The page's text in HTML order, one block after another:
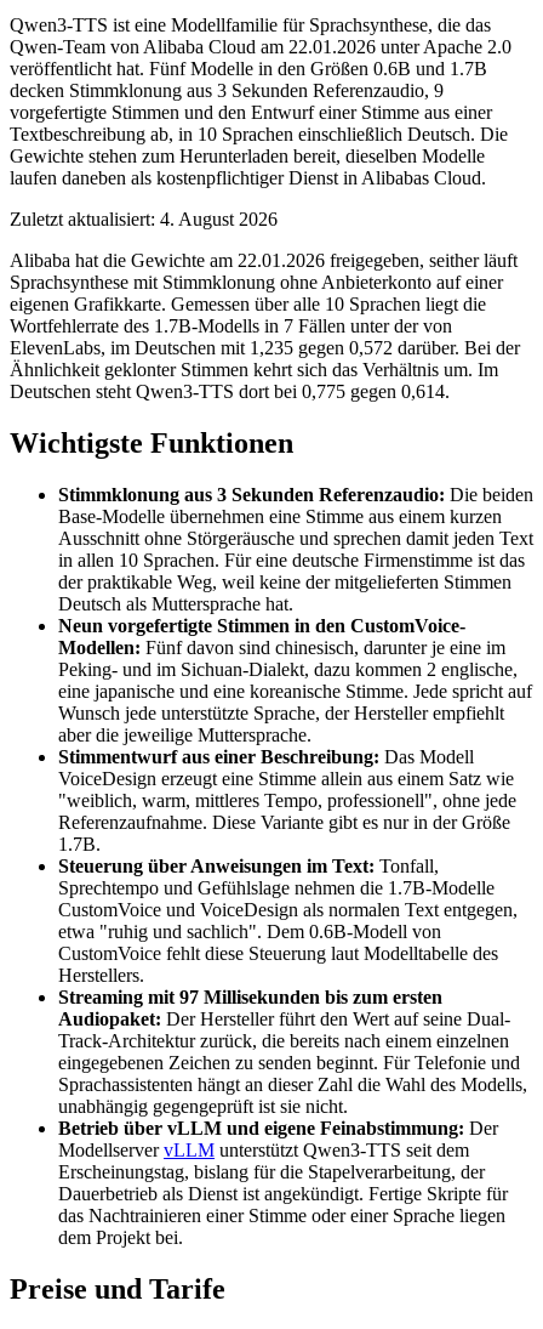
Qwen3-TTS ist eine Modellfamilie für Sprachsynthese, die das
Qwen-Team von Alibaba Cloud am 22.01.2026 unter Apache 2.0
veröffentlicht hat. Fünf Modelle in den Größen 0.6B und 1.7B
decken Stimmklonung aus 3 Sekunden Referenzaudio, 9
vorgefertigte Stimmen und den Entwurf einer Stimme aus einer
Textbeschreibung ab, in 10 Sprachen einschließlich Deutsch. Die
Gewichte stehen zum Herunterladen bereit, dieselben Modelle
laufen daneben als kostenpflichtiger Dienst in Alibabas Cloud.
Zuletzt aktualisiert: 4. August 2026
Alibaba hat die Gewichte am 22.01.2026 freigegeben, seither läuft
Sprachsynthese mit Stimmklonung ohne Anbieterkonto auf einer
eigenen Grafikkarte. Gemessen über alle 10 Sprachen liegt die
Wortfehlerrate des 1.7B-Modells in 7 Fällen unter der von
ElevenLabs, im Deutschen mit 1,235 gegen 0,572 darüber. Bei der
Ähnlichkeit geklonter Stimmen kehrt sich das Verhältnis um. Im
Deutschen steht Qwen3-TTS dort bei 0,775 gegen 0,614.
Wichtigste Funktionen
Stimmklonung aus 3 Sekunden Referenzaudio: Die beiden
Base-Modelle übernehmen eine Stimme aus einem kurzen
Ausschnitt ohne Störgeräusche und sprechen damit jeden Text
in allen 10 Sprachen. Für eine deutsche Firmenstimme ist das
der praktikable Weg, weil keine der mitgelieferten Stimmen
Deutsch als Muttersprache hat.
Neun vorgefertigte Stimmen in den CustomVoice-
Modellen: Fünf davon sind chinesisch, darunter je eine im
Peking- und im Sichuan-Dialekt, dazu kommen 2 englische,
eine japanische und eine koreanische Stimme. Jede spricht auf
Wunsch jede unterstützte Sprache, der Hersteller empfiehlt
aber die jeweilige Muttersprache.
Stimmentwurf aus einer Beschreibung: Das Modell
VoiceDesign erzeugt eine Stimme allein aus einem Satz wie
"weiblich, warm, mittleres Tempo, professionell", ohne jede
Referenzaufnahme. Diese Variante gibt es nur in der Größe
1.7B.
Steuerung über Anweisungen im Text: Tonfall,
Sprechtempo und Gefühlslage nehmen die 1.7B-Modelle
CustomVoice und VoiceDesign als normalen Text entgegen,
etwa "ruhig und sachlich". Dem 0.6B-Modell von
CustomVoice fehlt diese Steuerung laut Modelltabelle des
Herstellers.
Streaming mit 97 Millisekunden bis zum ersten
Audiopaket: Der Hersteller führt den Wert auf seine Dual-
Track-Architektur zurück, die bereits nach einem einzelnen
eingegebenen Zeichen zu senden beginnt. Für Telefonie und
Sprachassistenten hängt an dieser Zahl die Wahl des Modells,
unabhängig gegengeprüft ist sie nicht.
Betrieb über vLLM und eigene Feinabstimmung: Der
ModellservervLLM unterstützt Qwen3-TTS seit dem
Erscheinungstag, bislang für die Stapelverarbeitung, der
Dauerbetrieb als Dienst ist angekündigt. Fertige Skripte für
das Nachtrainieren einer Stimme oder einer Sprache liegen
dem Projekt bei.
Preise und Tarife